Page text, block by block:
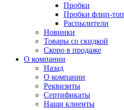
Пробки
Пробки флип-топ
Распылители
Новинки
Товары со скидкой
Скоро в продаже
О компании
Назад
О компании
Реквизиты
Сертификаты
Наши клиенты